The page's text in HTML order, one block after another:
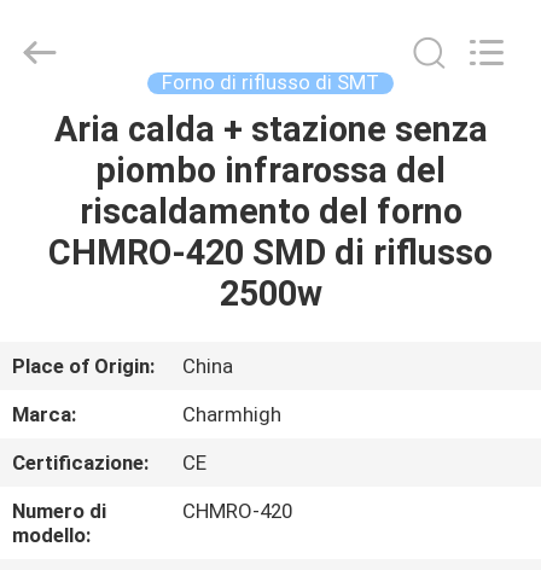
CASA
PRODOTTI
SU
DI
VISITA
CHARMHIGH
Forno di riflusso di SMT
Aria calda + stazione senza
piombo infrarossa del
riscaldamento del forno
CHMRO-420 SMD di riflusso
2500w
Place of Origin:
China
Marca:
Charmhigh
Certificazione:
CE
Numero di
modello:
CHMRO-420